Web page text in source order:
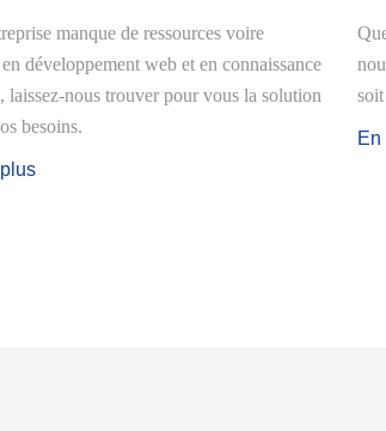
manque de ressources voire
développement web et en connaissance
laissez-nous trouver pour vous la solution
besoins.